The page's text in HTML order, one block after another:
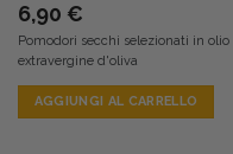
6,90 €
Pomodori secchi selezionati in olio
extravergine d'oliva
AGGIUNGI AL CARRELLO